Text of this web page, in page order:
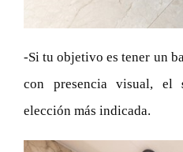
-Si tu objetivo es tener un
con presencia visual, el
elección más indicada.